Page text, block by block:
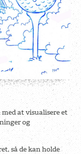
at visualisere et
og
så de kan holde